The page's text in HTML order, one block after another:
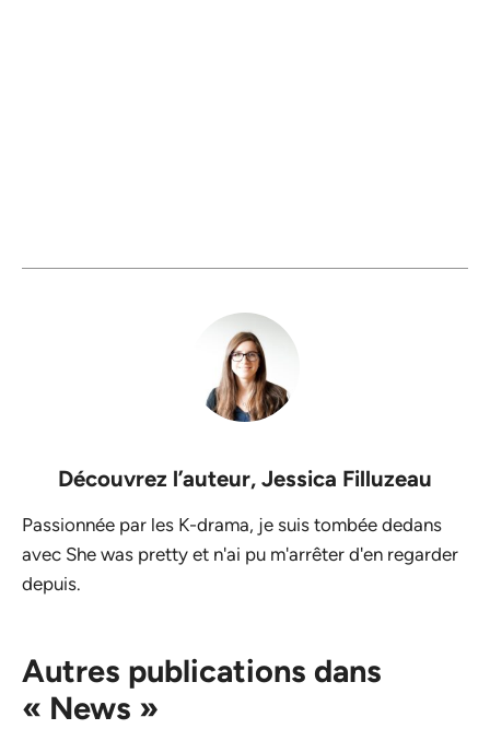
Découvrez l’auteur, Jessica Filluzeau
Passionnée par les K-drama, je suis tombée dedans
avec She was pretty et n'ai pu m'arrêter d'en regarder
depuis.
Autres publications dans
« News »